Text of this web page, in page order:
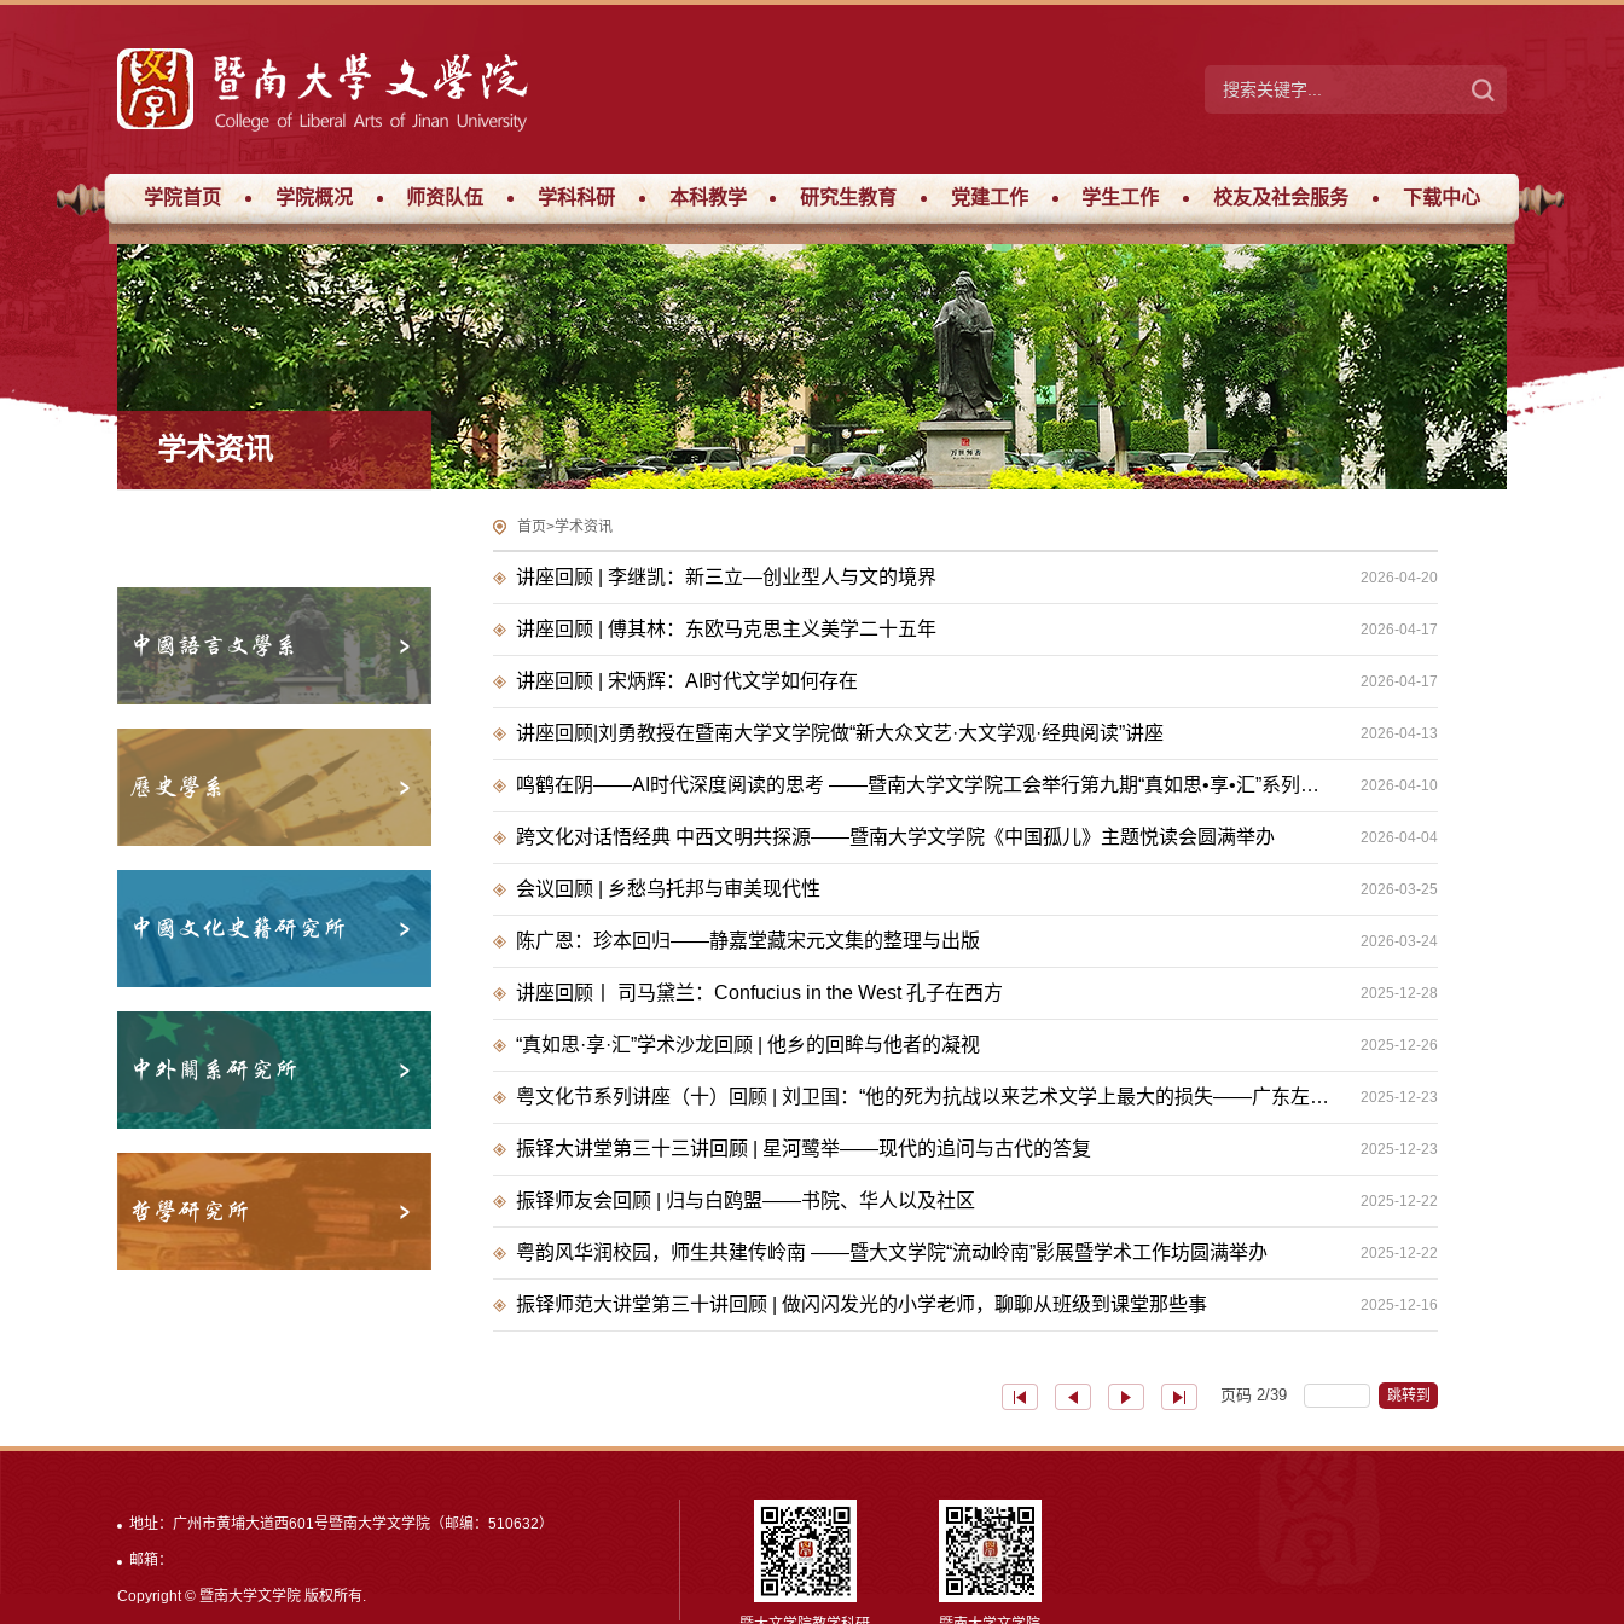
学院首页 学院概况 师资队伍 学科科研 本科教学 研究生教育 党建工作 学生工作 校友及社会服务 下载中心
学术资讯
中国语言文学系
历史学系
中国文化史籍研究所
中外关系研究所
哲学研究所
首页>学术资讯
讲座回顾 | 李继凯：新三立—创业型人与文的境界 2026-04-20
讲座回顾 | 傅其林：东欧马克思主义美学二十五年 2026-04-17
讲座回顾 | 宋炳辉：AI时代文学如何存在 2026-04-17
讲座回顾|刘勇教授在暨南大学文学院做“新大众文艺·大文学观·经典阅读”讲座 2026-04-13
鸣鹤在阴——AI时代深度阅读的思考 ——暨南大学文学院工会举行第九期“真如思•享•汇”系列活动 2026-04-10
跨文化对话悟经典 中西文明共探源——暨南大学文学院《中国孤儿》主题悦读会圆满举办 2026-04-04
会议回顾 | 乡愁乌托邦与审美现代性 2026-03-25
陈广恩：珍本回归——静嘉堂藏宋元文集的整理与出版 2026-03-24
讲座回顾丨 司马黛兰：Confucius in the West 孔子在西方 2025-12-28
“真如思·享·汇”学术沙龙回顾 | 他乡的回眸与他者的凝视 2025-12-26
粤文化节系列讲座（十）回顾 | 刘卫国：“他的死为抗战以来艺术文学上最大的损失——广东左翼作家丘东平新论” 2025-12-23
振铎大讲堂第三十三讲回顾 | 星河鹭举——现代的追问与古代的答复 2025-12-23
振铎师友会回顾 | 归与白鸥盟——书院、华人以及社区 2025-12-22
粤韵风华润校园，师生共建传岭南 ——暨大文学院“流动岭南”影展暨学术工作坊圆满举办 2025-12-22
振铎师范大讲堂第三十讲回顾 | 做闪闪发光的小学老师，聊聊从班级到课堂那些事 2025-12-16
页码 2/39 跳转到
地址：广州市黄埔大道西601号暨南大学文学院（邮编：510632）
邮箱：
Copyright © 暨南大学文学院 版权所有.